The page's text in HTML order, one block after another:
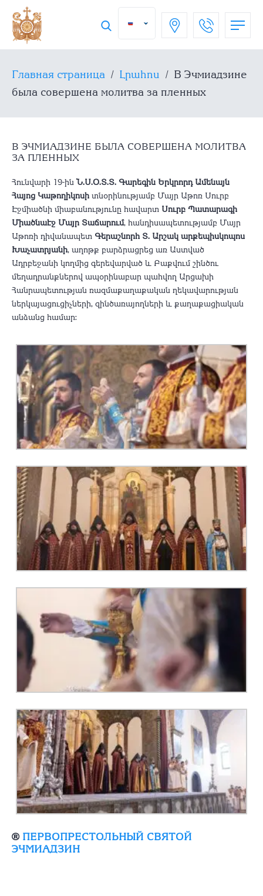
Главная страница / Լրահոս / В Эчмиадзине
была совершена молитва за пленных
В ЭЧМИАДЗИНЕ БЫЛА СОВЕРШЕНА МОЛИТВА
ЗА ПЛЕННЫХ
Հունվարի 19-ինՆ.Ս.Օ.Տ.Տ. Գարեգին Երկրորդ Ամենայն
Հայոց Կաթողիկոսի տնօրինությամբ Մայր Աթոռ Սուրբ
Էջմիածնի միաբանությունը հավարտ Սուրբ Պատարագի
Միածնաէջ Մայր Տաճարում, հանդիսապետությամբ Մայր
Աթոռի դիվանապետ Գերաշնորհ Տ. Արշակ արքեպիսկոպոս
Խաչատրյանի, աղոթք բարձրացրեց առ Աստված
Ադրբեջանի կողմից գերեվարված և Բաքվում շինծու
մեղադրանքներով ապօրինաբար պահվող Արցախի
Հանրապետության ռազմաքաղաքական ղեկավարության
ներկայացուցիչների, զինծառայողների և քաղաքացիական
անձանց համար։
®ПЕРВОПРЕСТОЛЬНЫЙ СВЯТОЙ
ЭЧМИАДЗИН